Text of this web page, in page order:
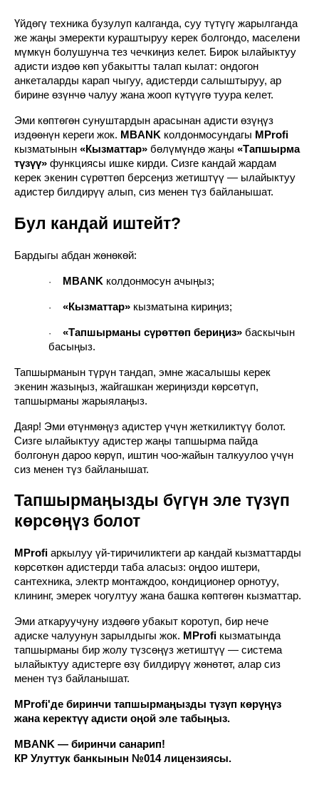
Үйдөгү техника бузулуп калганда, суу түтүгү жарылганда
же жаңы эмеректи кураштыруу керек болгондо, маселени
мүмкүн болушунча тез чечкиңиз келет. Бирок ылайыктуу
адисти издөө көп убакытты талап кылат: ондогон
анкеталарды карап чыгуу, адистерди салыштыруу, ар
бирине өзүнчө чалуу жана жооп күтүүгө туура келет.
Эми көптөгөн сунуштардын арасынан адисти өзүңүз
издөөнүн кереги жок. MBANK колдонмосундагы MProfi
кызматынын «Кызматтар» бөлүмүндө жаңы «Тапшырма
түзүү» функциясы ишке кирди. Сизге кандай жардам
керек экенин сүрөттөп берсеңиз жетиштүү — ылайыктуу
адистер билдирүү алып, сиз менен түз байланышат.
Бул кандай иштейт?
Бардыгы абдан жөнөкөй:
· MBANK колдонмосун ачыңыз;
· «Кызматтар» кызматына кириңиз;
· «Тапшырманы сүрөттөп бериңиз» баскычын
басыңыз.
Тапшырманын түрүн тандап, эмне жасалышы керек
экенин жазыңыз, жайгашкан жериңизди көрсөтүп,
тапшырманы жарыялаңыз.
Даяр! Эми өтүнмөңүз адистер үчүн жеткиликтүү болот.
Сизге ылайыктуу адистер жаңы тапшырма пайда
болгонун дароо көрүп, иштин чоо-жайын талкуулоо үчүн
сиз менен түз байланышат.
Тапшырмаңызды бүгүн эле түзүп
көрсөңүз болот
MProfi аркылуу үй-тиричиликтеги ар кандай кызматтарды
көрсөткөн адистерди таба аласыз: оңдоо иштери,
сантехника, электр монтаждоо, кондиционер орнотуу,
клининг, эмерек чогултуу жана башка көптөгөн кызматтар.
Эми аткаруучуну издөөгө убакыт коротуп, бир нече
адиске чалуунун зарылдыгы жок. MProfi кызматында
тапшырманы бир жолу түзсөңүз жетиштүү — система
ылайыктуу адистерге өзү билдирүү жөнөтөт, алар сиз
менен түз байланышат.
MProfi'де биринчи тапшырмаңызды түзүп көрүңүз
жана керектүү адисти оңой эле табыңыз.
MBANK — биринчи санарип!
КР Улуттук банкынын №014 лицензиясы.